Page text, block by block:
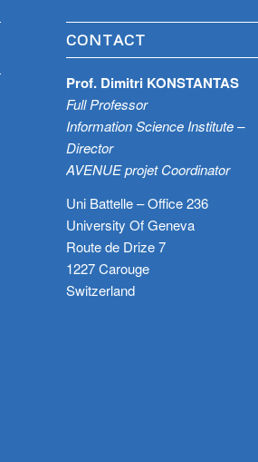
CONTACT
Prof. Dimitri KONSTANTAS
Full Professor
Information Science Institute –
Director
AVENUE projet Coordinator
Uni Battelle – Office 236
University Of Geneva
Route de Drize 7
1227 Carouge
Switzerland